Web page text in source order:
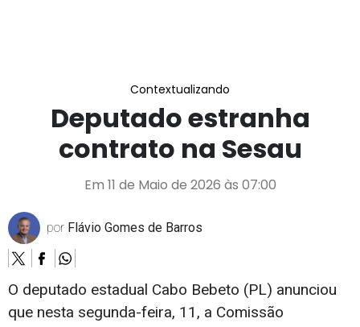
Contextualizando
Deputado estranha
contrato na Sesau
Em 11 de Maio de 2026 às 07:00
por Flávio Gomes de Barros
O deputado estadual Cabo Bebeto (PL) anunciou
que nesta segunda-feira, 11, a Comissão